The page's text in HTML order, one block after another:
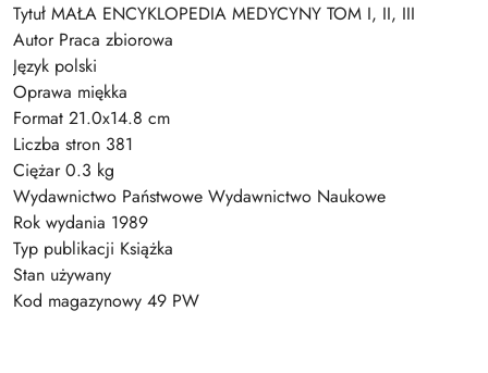
Tytuł MAŁA ENCYKLOPEDIA MEDYCYNY TOM I, II, III
Autor Praca zbiorowa
Język polski
Oprawa miękka
Format 21.0x14.8 cm
Liczba stron 381
Ciężar 0.3 kg
Wydawnictwo Państwowe Wydawnictwo Naukowe
Rok wydania 1989
Typ publikacji Książka
Stan używany
Kod magazynowy 49 PW